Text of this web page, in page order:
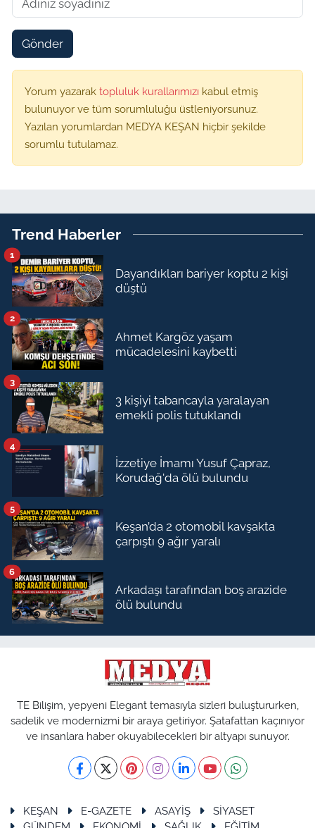
Gönder
Yorum yazarak topluluk kurallarımızı kabul etmiş
bulunuyor ve tüm sorumluluğu üstleniyorsunuz.
Yazılan yorumlardan MEDYA KEŞAN hiçbir şekilde
sorumlu tutulamaz.
Trend Haberler
Dayandıkları bariyer koptu 2 kişi
düştü
1
Ahmet Kargöz yaşam
mücadelesini kaybetti
2
3 kişiyi tabancayla yaralayan
emekli polis tutuklandı
3
İzzetiye İmamı Yusuf Çapraz,
Korudağ'da ölü bulundu
4
Keşan’da 2 otomobil kavşakta
çarpıştı 9 ağır yaralı
5
Arkadaşı tarafından boş arazide
ölü bulundu
6
TE Bilişim, yepyeni Elegant temasıyla sizleri buluştururken,
sadelik ve modernizmi bir araya getiriyor. Şatafattan kaçınıyor
ve insanlara haber okuyabilecekleri bir altyapı sunuyor.
KEŞAN E-GAZETE ASAYİŞ
SİYASET